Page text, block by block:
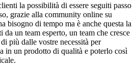
la possibilità di essere seguiti passo
grazie alla community online su
bisogno di tempo ma è anche questa la
da un team esperto, un team che cresce
più dalle vostre necessità per
in un prodotto di qualità e poterlo così